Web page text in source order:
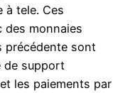
à tele. Ces
des monnaies
précédente sont
de support
les paiements par